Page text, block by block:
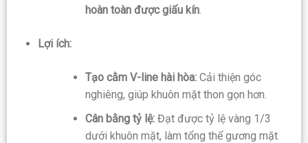
hoàn toàn được giấu kín.
Lợi ích:
Tạo cằm V-line hài hòa:Cải thiện góc
nghiêng, giúp khuôn mặt thon gọn hơn.
Cân bằng tỷ lệ:Đạt được tỷ lệ vàng 1/3
dưới khuôn mặt, làm tổng thể gương mặt